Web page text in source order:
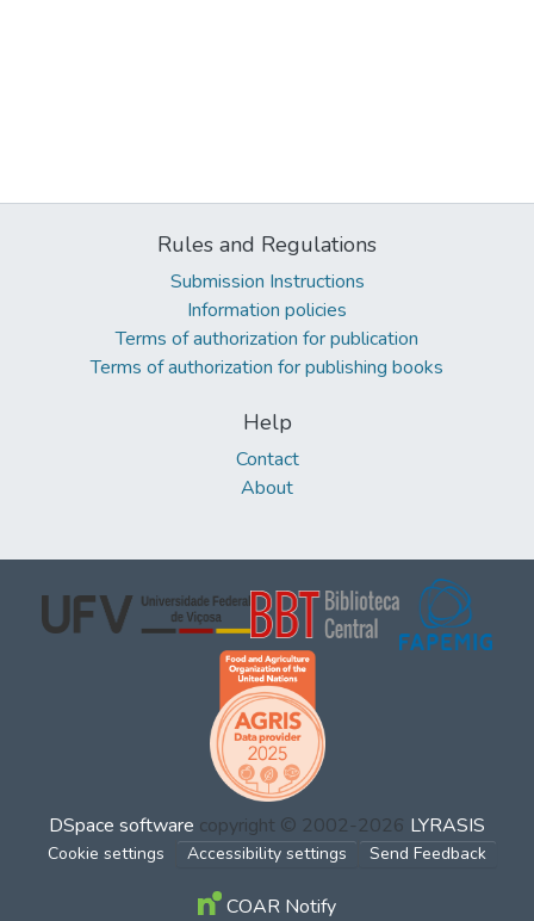
Rules and Regulations
Submission Instructions
Information policies
Terms of authorization for publication
Terms of authorization for publishing books
Help
Contact
About
DSpace software copyright © 2002-2026 LYRASIS
Cookie settings Accessibility settings Send Feedback
COAR Notify